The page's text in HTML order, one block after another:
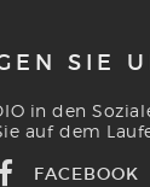
SIE
in den
auf dem
FACEBOOK